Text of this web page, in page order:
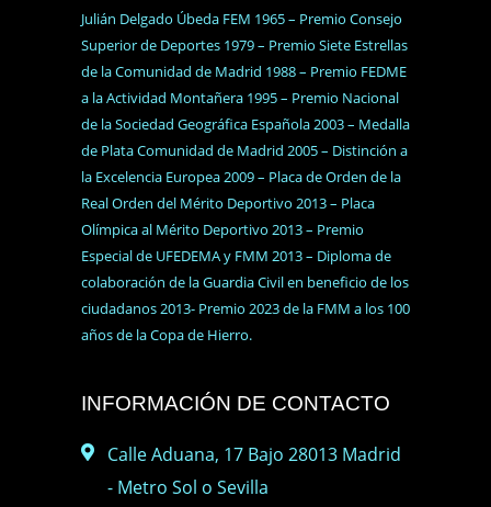
Julián Delgado Úbeda FEM 1965 – Premio Consejo
Superior de Deportes 1979 – Premio Siete Estrellas
de la Comunidad de Madrid 1988 – Premio FEDME
a la Actividad Montañera 1995 – Premio Nacional
de la Sociedad Geográfica Española 2003 – Medalla
de Plata Comunidad de Madrid 2005 – Distinción a
la Excelencia Europea 2009 – Placa de Orden de la
Real Orden del Mérito Deportivo 2013 – Placa
Olímpica al Mérito Deportivo 2013 – Premio
Especial de UFEDEMA y FMM 2013 – Diploma de
colaboración de la Guardia Civil en beneficio de los
ciudadanos 2013- Premio 2023 de la FMM a los 100
años de la Copa de Hierro.
INFORMACIÓN DE CONTACTO
Calle Aduana, 17 Bajo 28013 Madrid
- Metro Sol o Sevilla